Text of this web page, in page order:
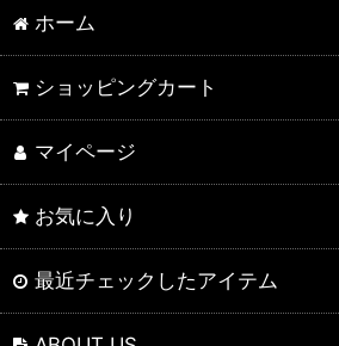
ホーム
ショッピングカート
マイページ
お気に入り
最近チェックしたアイテム